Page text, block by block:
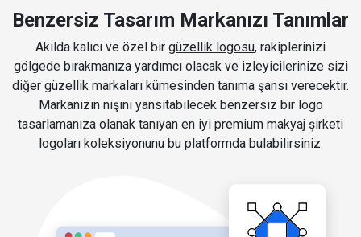
Benzersiz Tasarım Markanızı Tanımlar
Akılda kalıcı ve özel bir güzellik logosu, rakiplerinizi
gölgede bırakmanıza yardımcı olacak ve izleyicilerinize sizi
diğer güzellik markaları kümesinden tanıma şansı verecektir.
Markanızın nişini yansıtabilecek benzersiz bir logo
tasarlamanıza olanak tanıyan en iyi premium makyaj şirketi
logoları koleksiyonunu bu platformda bulabilirsiniz.